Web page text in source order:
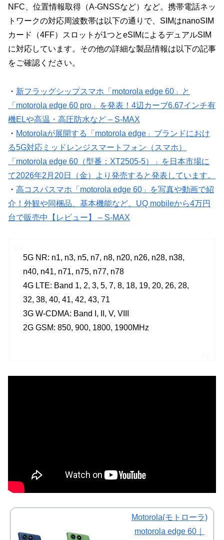
NFC、位置情報取得（A-GNSSなど）など。携帯電話ネッ
トワークの対応周波数帯は以下の通りで、SIMはnanoSIM
カード（4FF）スロットが1つとeSIMによるデュアルSIM
に対応しています。その他の詳細な製品情報は以下の記事
をご確認ください。
・ 新フラッグシップスマホ「motorola edge 60」と
「motorola edge 60 pro」を発表！4辺カーブ6.67インチ有
機ELや高温・高圧防水など – S-MAX
・ Motorolaが展開する「motorola edge」ブランドにおけ
る5G対応ミッドレンジスマートフォン（スマホ）
「motorola edge 60（型番：XT2505-5）」を日本市場に
て2026年2月20日（金）より発売すると発表しています。
・ 高コスパスマホ「motorola edge 60」を写真や動画で紹
介！外観や同梱品、基本機能など。UQ mobileから4万円
台で販売中【レビュー】 – S-MAX
5G NR: n1, n3, n5, n7, n8, n20, n26, n28, n38,
n40, n41, n71, n75, n77, n78
4G LTE: Band 1, 2, 3, 5, 7, 8, 18, 19, 20, 26, 28,
32, 38, 40, 41, 42, 43, 71
3G W-CDMA: Band I, II, V, VIII
2G GSM: 850, 900, 1800, 1900MHz
Motorola(モトローラ)
motorola edge 60｜